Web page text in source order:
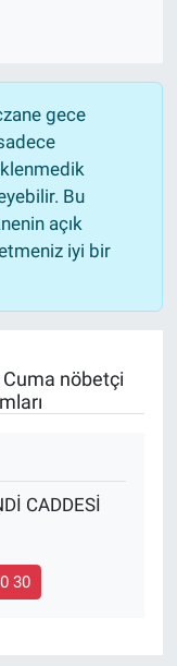
gece
Bu
açık
iyi bir
nöbetçi
CADDESİ
30